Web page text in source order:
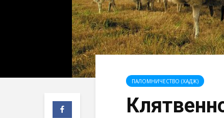
ПАЛОМНИЧЕСТВО (ХАДЖ)